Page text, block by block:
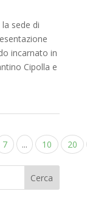
sede di
incarnato in
Cipolla e
7 ... 10
20
Cerca